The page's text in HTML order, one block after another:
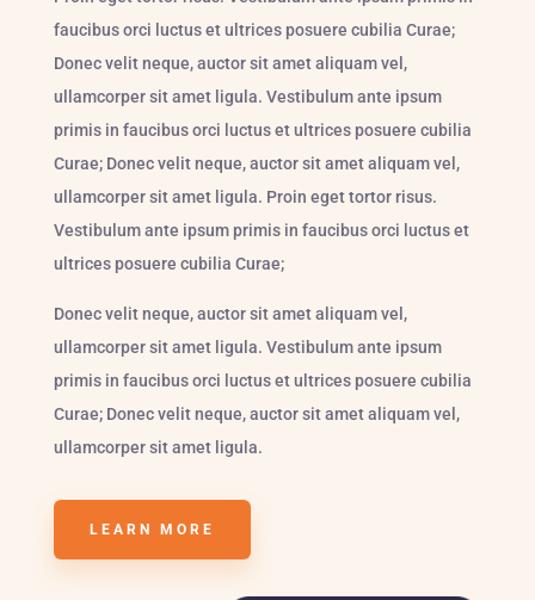
faucibus orci luctus et ultrices posuere cubilia Curae;
Donec velit neque, auctor sit amet aliquam vel,
ullamcorper sit amet ligula. Vestibulum ante ipsum
primis in faucibus orci luctus et ultrices posuere cubilia
Curae; Donec velit neque, auctor sit amet aliquam vel,
ullamcorper sit amet ligula. Proin eget tortor risus.
Vestibulum ante ipsum primis in faucibus orci luctus et
ultrices posuere cubilia Curae;
Donec velit neque, auctor sit amet aliquam vel,
ullamcorper sit amet ligula. Vestibulum ante ipsum
primis in faucibus orci luctus et ultrices posuere cubilia
Curae; Donec velit neque, auctor sit amet aliquam vel,
ullamcorper sit amet ligula.
LEARN MORE